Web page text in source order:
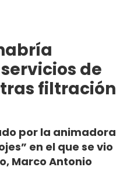
de
filtración
por la animadora
en el que se vio
Marco Antonio